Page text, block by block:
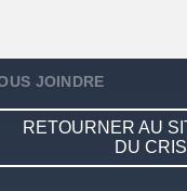
JOINDRE
RETOURNER AU
DU